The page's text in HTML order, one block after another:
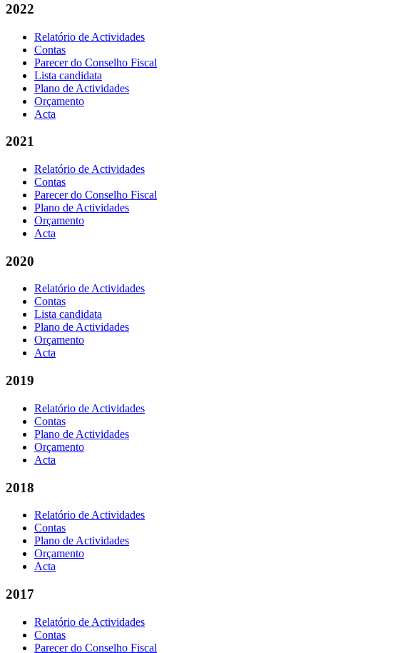
2022
Relatório de Actividades
Contas
Parecer do Conselho Fiscal
Lista candidata
Plano de Actividades
Orçamento
Acta
2021
Relatório de Actividades
Contas
Parecer do Conselho Fiscal
Plano de Actividades
Orçamento
Acta
2020
Relatório de Actividades
Contas
Lista candidata
Plano de Actividades
Orçamento
Acta
2019
Relatório de Actividades
Contas
Plano de Actividades
Orçamento
Acta
2018
Relatório de Actividades
Contas
Plano de Actividades
Orçamento
Acta
2017
Relatório de Actividades
Contas
Parecer do Conselho Fiscal